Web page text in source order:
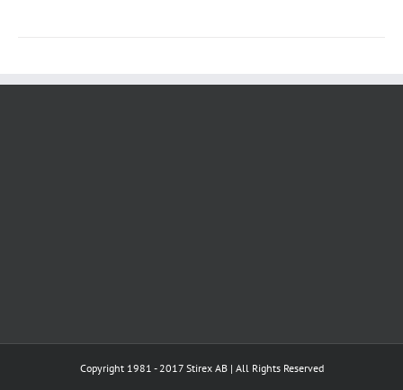
Copyright 1981 - 2017 Stirex AB | All Rights Reserved